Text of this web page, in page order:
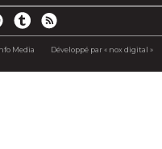
Media Développé par « nox digital »